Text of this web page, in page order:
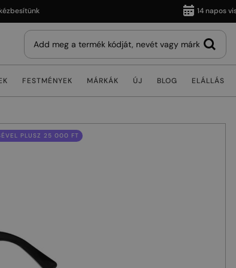
14 napos
FESTMÉNYEK MÁRKÁK ÚJ BLOG ELÁLLÁS
PLUSZ 25 000 FT